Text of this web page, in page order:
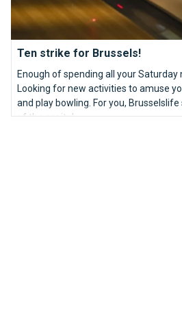
Ten strike for Brussels!
Enough of spending all your
Looking for new activities to amuse
and play bowling. For you,
of the capital.